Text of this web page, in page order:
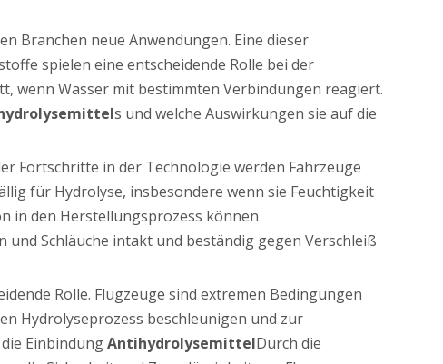
Branchen neue Anwendungen. Eine dieser
spielen eine entscheidende Rolle bei der
wenn Wasser mit bestimmten Verbindungen reagiert.
s und welche Auswirkungen sie auf die
Fortschritte in der Technologie werden Fahrzeuge
für Hydrolyse, insbesondere wenn sie Feuchtigkeit
in den Herstellungsprozess können
Schläuche intakt und beständig gegen Verschleiß
Rolle. Flugzeuge sind extremen Bedingungen
Hydrolyseprozess beschleunigen und zur
EinbindungAntihydrolysemittelDurch die